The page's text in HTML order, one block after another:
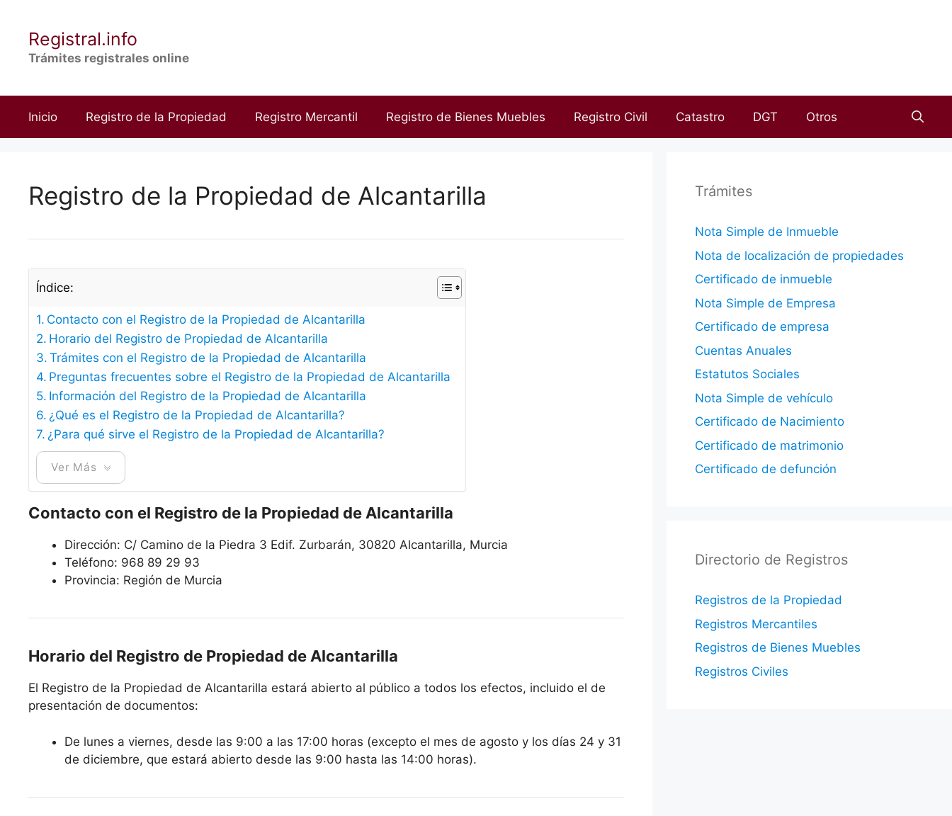
contenidoRegistral.info
Trámites registrales online
Inicio Registro de la Propiedad Registro Mercantil Registro de Bienes Muebles Registro Civil Catastro DGT Otros
Registro de la Propiedad de Alcantarilla
Índice:
Contacto con el Registro de la Propiedad de Alcantarilla
Horario del Registro de Propiedad de Alcantarilla
Trámites con el Registro de la Propiedad de Alcantarilla
Preguntas frecuentes sobre el Registro de la Propiedad de Alcantarilla
Información del Registro de la Propiedad de Alcantarilla
¿Qué es el Registro de la Propiedad de Alcantarilla?
¿Para qué sirve el Registro de la Propiedad de Alcantarilla?
Ver Más
Contacto con el Registro de la Propiedad de Alcantarilla
Dirección: C/ Camino de la Piedra 3 Edif. Zurbarán, 30820 Alcantarilla, Murcia
Teléfono: 968 89 29 93
Provincia: Región de Murcia
Horario del Registro de Propiedad de Alcantarilla
El Registro de la Propiedad de Alcantarilla estará abierto al público a todos los efectos, incluido el de
presentación de documentos:
De lunes a viernes, desde las 9:00 a las 17:00 horas (excepto el mes de agosto y los días 24 y 31
de diciembre, que estará abierto desde las 9:00 hasta las 14:00 horas).
Trámites
Nota Simple de Inmueble
Nota de localización de propiedades
Certificado de inmueble
Nota Simple de Empresa
Certificado de empresa
Cuentas Anuales
Estatutos Sociales
Nota Simple de vehículo
Certificado de Nacimiento
Certificado de matrimonio
Certificado de defunción
Directorio de Registros
Registros de la Propiedad
Registros Mercantiles
Registros de Bienes Muebles
Registros Civiles